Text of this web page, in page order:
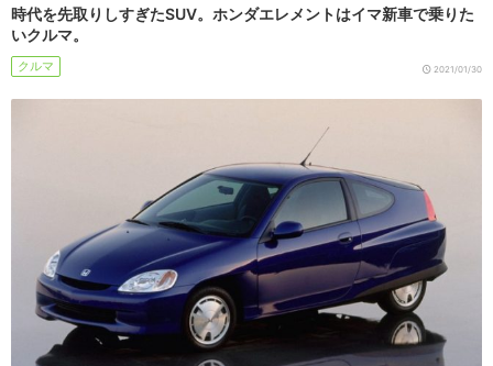
時代を先取りしすぎたSUV。ホンダエレメントはイマ新車で乗りた
いクルマ。
クルマ 2021/01/30